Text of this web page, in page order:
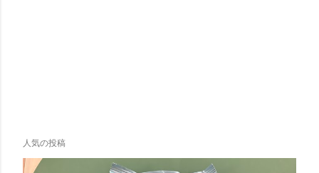
人気の投稿